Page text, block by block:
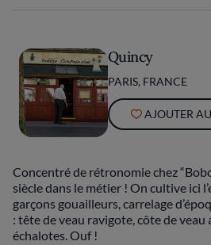
Quincy
PARIS, FRANCE
AJOUTER
Concentré de rétronomie chez
siècle dans le métier ! On cultive ici
garçons gouailleurs, carrelage
: tête de veau ravigote, côte de
échalotes. Ouf !